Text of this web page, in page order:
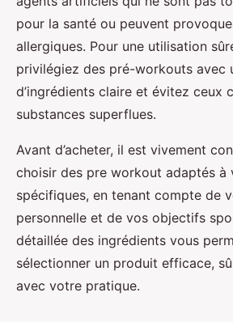
pour la santé ou peuvent
allergiques. Pour une utilisation
privilégiez des pré-workouts avec
d’ingrédients claire et évitez ceux
substances superflues.
Avant d’acheter, il est vivement
choisir des pre workout adaptés à
spécifiques, en tenant compte de
personnelle et de vos objectifs
détaillée des ingrédients vous
sélectionner un produit efficace,
avec votre pratique.